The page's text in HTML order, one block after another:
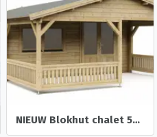
NIEUW Blokhut chalet 50mm: 5×5+3